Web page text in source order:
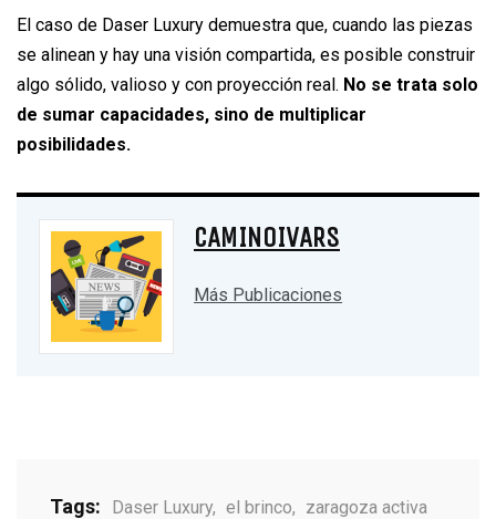
El caso de Daser Luxury demuestra que, cuando las piezas
se alinean y hay una visión compartida, es posible construir
algo sólido, valioso y con proyección real. No se trata solo
de sumar capacidades, sino de multiplicar
posibilidades.
CAMINOIVARS
Más Publicaciones
Tags: Daser Luxury, el brinco, zaragoza activa